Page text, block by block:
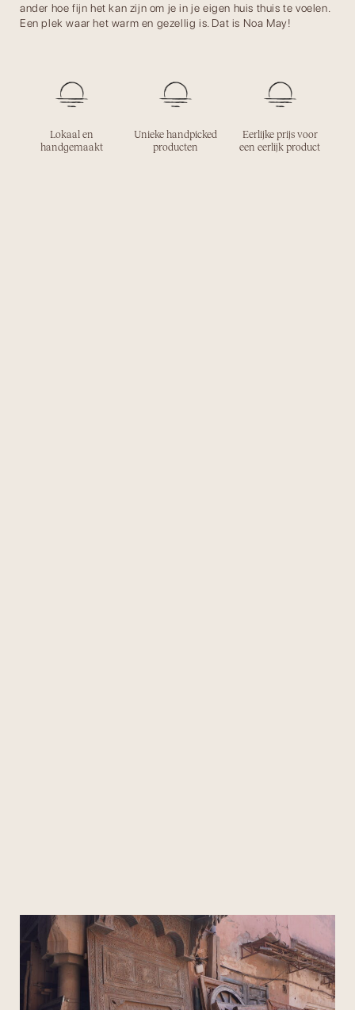
ander hoe fijn het kan zijn om je in je eigen huis thuis te voelen.
Een plek waar het warm en gezellig is. Dat is Noa May!
Lokaal en
handgemaakt
Unieke handpicked
producten
Eerlijke prijs voor
een eerlijk product